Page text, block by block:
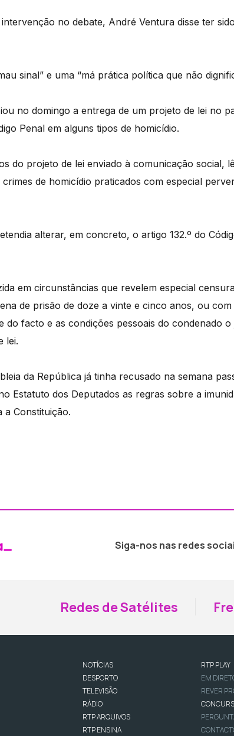
no debate, André Ventura disse ter
sinal” e uma “má prática política que não
no domingo a entrega de um projeto de lei no
Penal em alguns tipos de homicídio.
do projeto de lei enviado à comunicação social,
crimes de homicídio praticados com especial
alterar, em concreto, o artigo 132.º do
em circunstâncias que revelem especial
de prisão de doze a vinte e cinco anos, ou
do facto e as condições pessoais do condenado
lei.
da República já tinha recusado na semana
Estatuto dos Deputados as regras sobre a
a Constituição.
Siga-nos nas redes
Redes de Satélites
NOTÍCIAS
DESPORTO
TELEVISÃO
RÁDIO
RTP ARQUIVOS
RTP ENSINA
RTP PLAY
EM
REVER